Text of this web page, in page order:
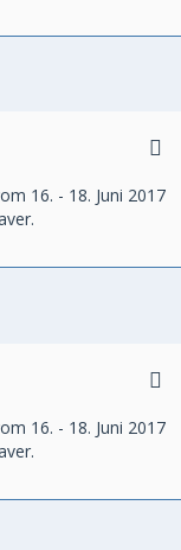
16. - 18. Juni 2017
16. - 18. Juni 2017